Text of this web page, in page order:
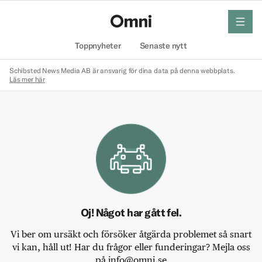
Toppnyheter Senaste nytt
meny
Schibsted News Media AB är ansvarig för dina data på denna webbplats.
Läs mer här
Oj! Något har gått fel.
Vi ber om ursäkt och försöker åtgärda problemet så snart
vi kan, håll ut! Har du frågor eller funderingar? Mejla oss